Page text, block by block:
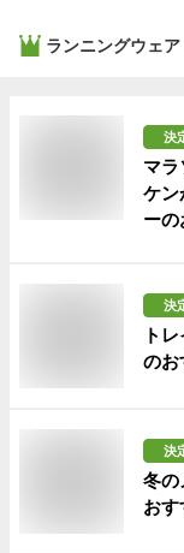
ランニングウェア
決
マラ
ケン
ーの
決
ト
のお
決
冬の
おす